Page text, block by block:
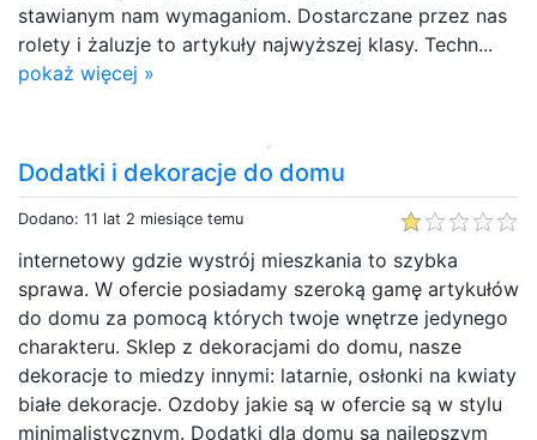
stawianym nam wymaganiom. Dostarczane przez nas
rolety i żaluzje to artykuły najwyższej klasy. Techn...
pokaż więcej »
Dodatki i dekoracje do domu
Dodano: 11 lat 2 miesiące temu
internetowy gdzie wystrój mieszkania to szybka
sprawa. W ofercie posiadamy szeroką gamę artykułów
do domu za pomocą których twoje wnętrze jedynego
charakteru. Sklep z dekoracjami do domu, nasze
dekoracje to miedzy innymi: latarnie, osłonki na kwiaty
białe dekoracje. Ozdoby jakie są w ofercie są w stylu
minimalistycznym. Dodatki dla domu są najlepszym